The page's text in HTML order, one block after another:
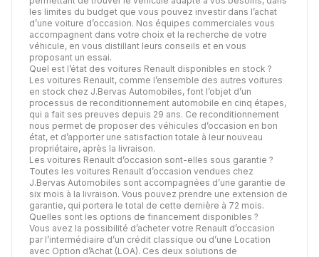
les limites du budget que vous pouvez investir dans l’achat
d’une voiture d’occasion. Nos équipes commerciales vous
accompagnent dans votre choix et la recherche de votre
véhicule, en vous distillant leurs conseils et en vous
proposant un essai.
Quel est l’état des voitures Renault disponibles en stock ?
Les voitures Renault, comme l’ensemble des autres voitures
en stock chez J.Bervas Automobiles, font l’objet d’un
processus de reconditionnement automobile en cinq étapes,
qui a fait ses preuves depuis 29 ans. Ce reconditionnement
nous permet de proposer des véhicules d’occasion en bon
état, et d’apporter une satisfaction totale à leur nouveau
propriétaire, après la livraison.
Les voitures Renault d’occasion sont-elles sous garantie ?
Toutes les voitures Renault d’occasion vendues chez
J.Bervas Automobiles sont accompagnées d’une garantie de
six mois à la livraison. Vous pouvez prendre une extension de
garantie, qui portera le total de cette dernière à 72 mois.
Quelles sont les options de financement disponibles ?
Vous avez la possibilité d’acheter votre Renault d’occasion
par l’intermédiaire d’un crédit classique ou d’une Location
avec Option d’Achat (LOA). Ces deux solutions de